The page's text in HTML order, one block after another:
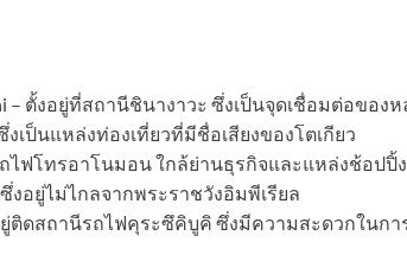
– ตั้งอยู่ที่สถานีชินางาวะ ซึ่งเป็นจุดเชื่อมต่อของ
เป็นแหล่งท่องเที่ยวที่มีชื่อเสียงของโตเกียว
ถไฟโทรอาโนมอน ใกล้ย่านธุรกิจและแหล่งช้อปปิ้ง
งอยู่ไม่ไกลจากพระราชวังอิมพีเรียล
อยู่ติดสถานีรถไฟคุระซึคิบูคิ ซึ่งมีความสะดวกใน